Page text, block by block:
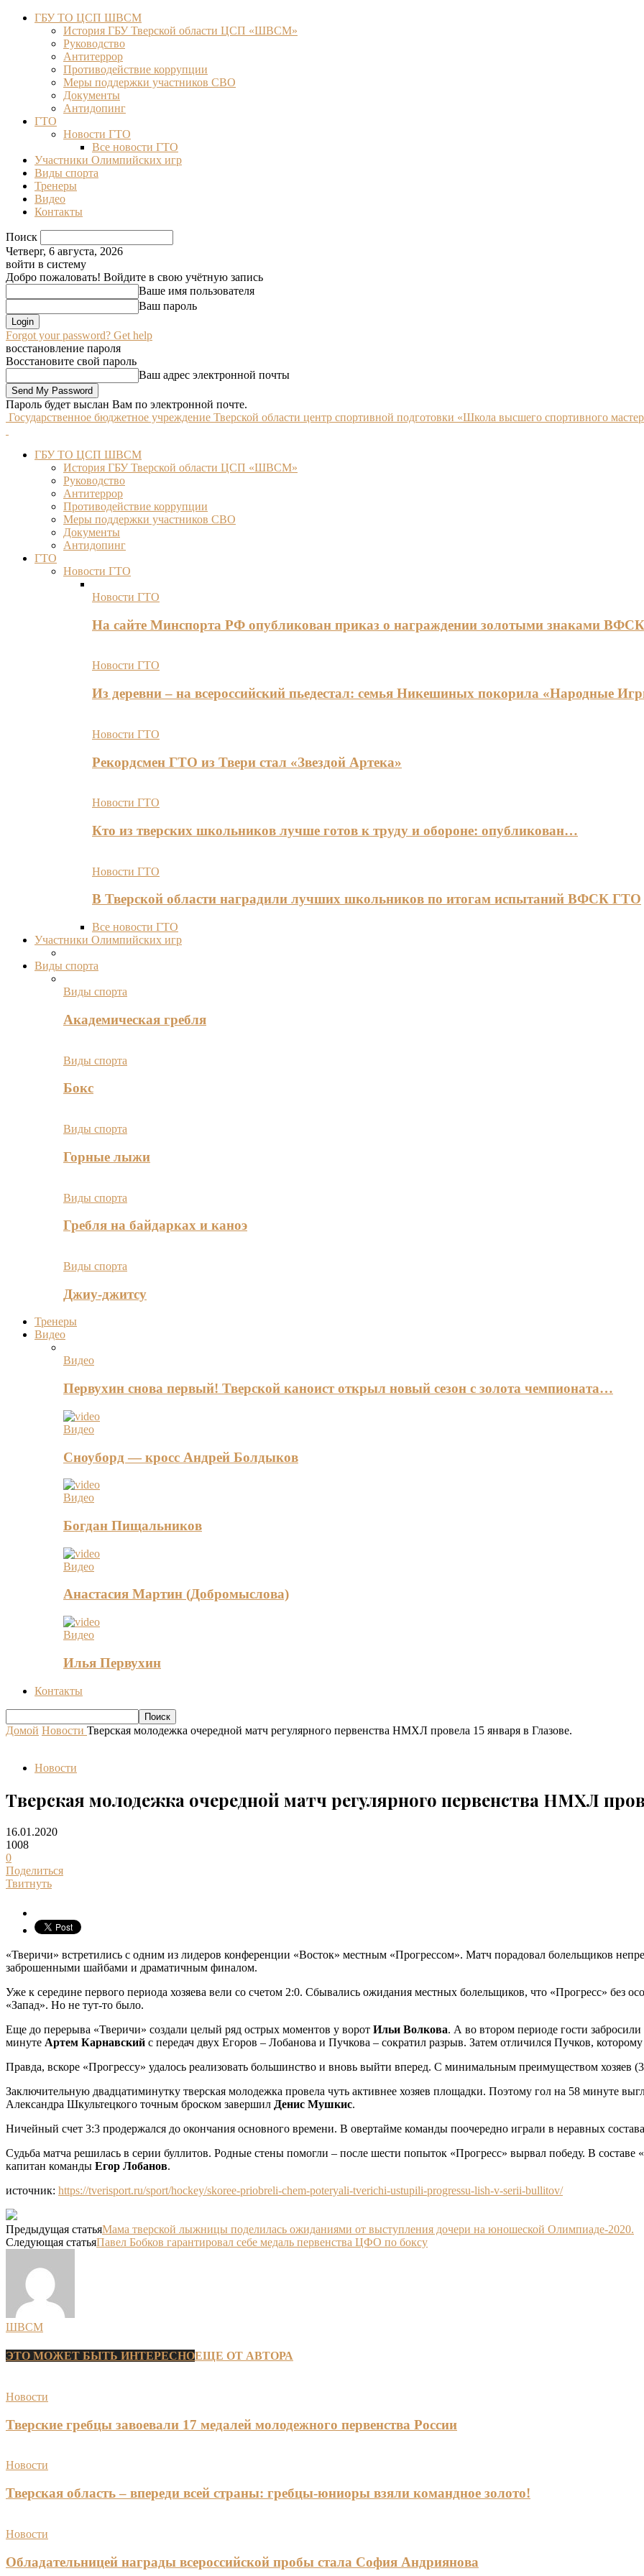
ГБУ ТО ЦСП ШВСМ
История ГБУ Тверской области ЦСП «ШВСМ»
Руководство
Антитеррор
Противодействие коррупции
Меры поддержки участников СВО
Документы
Антидопинг
ГТО
Новости ГТО
Все новости ГТО
Участники Олимпийских игр
Виды спорта
Тренеры
Видео
Контакты
Поиск
Четверг, 6 августа, 2026
войти в систему
Добро пожаловать! Войдите в свою учётную запись
Ваше имя пользователя
Ваш пароль
Forgot your password? Get help
восстановление пароля
Восстановите свой пароль
Ваш адрес электронной почты
Пароль будет выслан Вам по электронной почте.
Государственное бюджетное учреждение Тверской области центр спортивной подготовки «Школа высшего спортивного
ГБУ ТО ЦСП ШВСМ
История ГБУ Тверской области ЦСП «ШВСМ»
Руководство
Антитеррор
Противодействие коррупции
Меры поддержки участников СВО
Документы
Антидопинг
ГТО
Новости ГТО
Новости ГТО
На сайте Минспорта РФ опубликован приказ о награждении золотыми знаками
Новости ГТО
Из деревни – на всероссийский пьедестал: семья Никешиных покорила «Народные
Новости ГТО
Рекордсмен ГТО из Твери стал «Звездой Артека»
Новости ГТО
Кто из тверских школьников лучше готов к труду и обороне: опубликован…
Новости ГТО
В Тверской области наградили лучших школьников по итогам испытаний ВФСК ГТО
Все новости ГТО
Участники Олимпийских игр
Виды спорта
Виды спорта
Академическая гребля
Виды спорта
Бокс
Виды спорта
Горные лыжи
Виды спорта
Гребля на байдарках и каноэ
Виды спорта
Джиу-джитсу
Тренеры
Видео
Видео
Первухин снова первый! Тверской каноист открыл новый сезон с золота чемпионата…
Видео
Сноуборд — кросс Андрей Болдыков
Видео
Богдан Пищальников
Видео
Анастасия Мартин (Добромыслова)
Видео
Илья Первухин
Контакты
Домой Новости Тверская молодежка очередной матч регулярного первенства НМХЛ провела 15 января в Глазове.
Новости
Тверская молодежка очередной матч регулярного первенства НМХЛ
16.01.2020
1008
0
Поделиться
Твитнуть
«Тверичи» встретились с одним из лидеров конференции «Восток» местным «Прогрессом». Матч порадовал болельщиков
заброшенными шайбами и драматичным финалом.
Уже к середине первого периода хозяева вели со счетом 2:0. Сбывались ожидания местных болельщиков, что «Прогресс» без
«Запад». Но не тут-то было.
Еще до перерыва «Тверичи» создали целый ряд острых моментов у ворот Ильи Волкова. А во втором периоде гости
минуте Артем Карнавский с передач двух Егоров – Лобанова и Пучкова – сократил разрыв. Затем отличился Пучков,
Правда, вскоре «Прогрессу» удалось реализовать большинство и вновь выйти вперед. С минимальным преимуществом хозяев
Заключительную двадцатиминутку тверская молодежка провела чуть активнее хозяев площадки. Поэтому гол на 58 минуте
Александра Шкультецкого точным броском завершил Денис Мушкис.
Ничейный счет 3:3 продержался до окончания основного времени. В овертайме команды поочередно играли в неравных
Судьба матча решилась в серии буллитов. Родные стены помогли – после шести попыток «Прогресс» вырвал победу. В
капитан команды Егор Лобанов.
источник: https://tverisport.ru/sport/hockey/skoree-priobreli-chem-poteryali-tverichi-ustupili-progressu-lish-v-serii-bullitov/
Предыдущая статьяМама тверской лыжницы поделилась ожиданиями от выступления дочери на юношеской Олимпиаде-2020.
Следующая статьяПавел Бобков гарантировал себе медаль первенства ЦФО по боксу
ШВСМ
ЭТО МОЖЕТ БЫТЬ ИНТЕРЕСНОЕЩЕ ОТ АВТОРА
Новости
Тверские гребцы завоевали 17 медалей молодежного первенства России
Новости
Тверская область – впереди всей страны: гребцы-юниоры взяли командное золото!
Новости
Обладательницей награды всероссийской пробы стала София Андриянова